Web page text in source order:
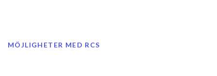
MÖJLIGHETER MED RCS